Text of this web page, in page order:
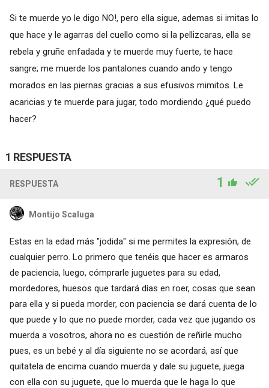
Si te muerde yo le digo NO!, pero ella sigue, ademas si imitas lo
que hace y le agarras del cuello como si la pellizcaras, ella se
rebela y gruñe enfadada y te muerde muy fuerte, te hace
sangre; me muerde los pantalones cuando ando y tengo
morados en las piernas gracias a sus efusivos mimitos. Le
acaricias y te muerde para jugar, todo mordiendo ¿qué puedo
hacer?
1 RESPUESTA
RESPUESTA 1
Montijo Scaluga
Estas en la edad más "jodida" si me permites la expresión, de
cualquier perro. Lo primero que tenéis que hacer es armaros
de paciencia, luego, cómprarle juguetes para su edad,
mordedores, huesos que tardará días en roer, cosas que sean
para ella y si pueda morder, con paciencia se dará cuenta de lo
que puede y lo que no puede morder, cada vez que jugando os
muerda a vosotros, ahora no es cuestión de reñirle mucho
pues, es un bebé y al día siguiente no se acordará, así que
quitatela de encima cuando muerda y dale su juguete, juega
con ella con su juguete, que lo muerda que le haga lo que